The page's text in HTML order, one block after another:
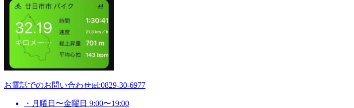
お電話でのお問い合わせtel:0829-30-6977
・月曜日〜金曜日 9:00〜19:00